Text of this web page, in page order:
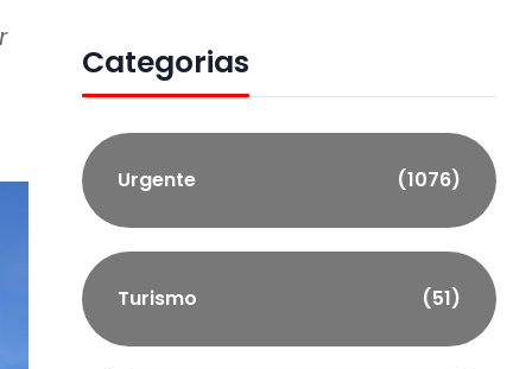
Categorias
Urgente (1076)
Turismo (51)